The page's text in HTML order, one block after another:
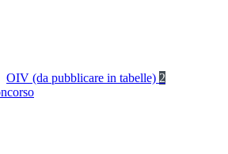
OIV (da pubblicare in tabelle) 2